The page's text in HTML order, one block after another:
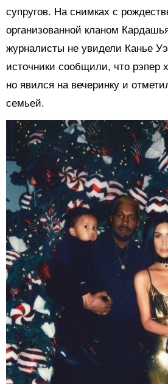
супругов. На снимках с
организованной кланом
журналисты не увидели Канье
источники сообщили, что рэпер
но явился на вечеринку и
семьей.